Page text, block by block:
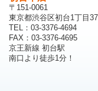
〒151-0061
東京都渋谷区初台1丁目
TEL：03-3376-4694
FAX：03-3376-4695
京王新線 初台駅
南口より徒歩1分！